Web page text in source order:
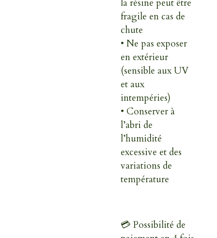
la résine peut être
fragile en cas de
chute
• Ne pas exposer
en extérieur
(sensible aux UV
et aux
intempéries)
• Conserver à
l’abri de
l’humidité
excessive et des
variations de
température
💳 Possibilité de